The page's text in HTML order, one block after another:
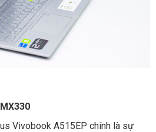
Vivobook A515EP chính là sự